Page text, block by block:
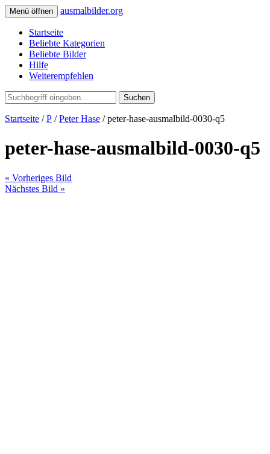
Menü öffnen ausmalbilder.org
Startseite
Beliebte Kategorien
Beliebte Bilder
Hilfe
Weiterempfehlen
Suchen
Startseite /P /Peter Hase / peter-hase-ausmalbild-0030-q5
peter-hase-ausmalbild-0030-q5
« Vorheriges Bild
Nächstes Bild »